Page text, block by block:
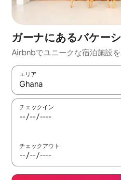
ガーナにあるバケー
Airbnbでユニークな宿泊施設
エリア
検索結果が表示されたら、上下
チェックイン
チェックアウト